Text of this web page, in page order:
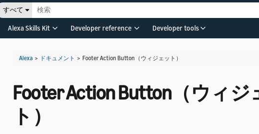
すべて
Alexa Skills Kit Developer reference Developer tools
Alexa > ドキュメント > Footer Action Button（ウィジェット）
Footer Action Button（ウィジ
ト）